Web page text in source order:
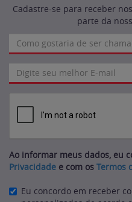
Cadastre-se para receber
parte da
Ao informar meus dados, eu
Privacidade e com os Termos
Eu concordo em receber